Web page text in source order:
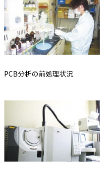
PCB分析の前処理状況